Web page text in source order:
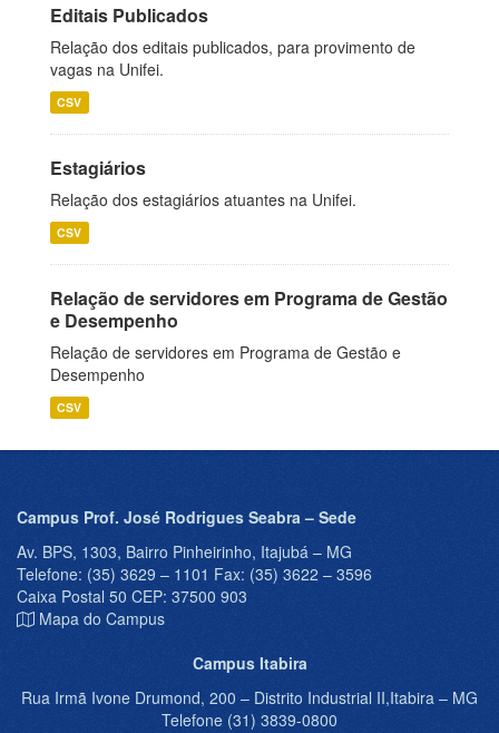
Editais Publicados
Relação dos editais publicados, para provimento de
vagas na Unifei.
CSV
Estagiários
Relação dos estagiários atuantes na Unifei.
CSV
Relação de servidores em Programa de Gestão
e Desempenho
Relação de servidores em Programa de Gestão e
Desempenho
CSV
Campus Prof. José Rodrigues Seabra – Sede
Av. BPS, 1303, Bairro Pinheirinho, Itajubá – MG
Telefone: (35) 3629 – 1101 Fax: (35) 3622 – 3596
Caixa Postal 50 CEP: 37500 903
Mapa do Campus
Campus Itabira
Rua Irmã Ivone Drumond, 200 – Distrito Industrial II,Itabira – MG
Telefone (31) 3839-0800